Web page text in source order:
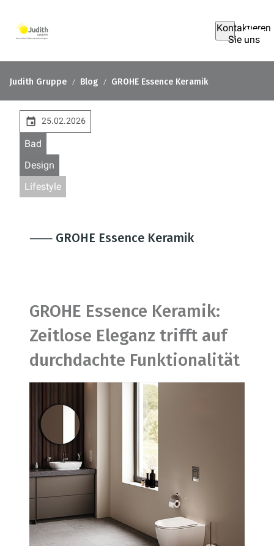
Kontaktieren
Sie uns
Judith Gruppe Blog GROHE Essence Keramik
25.02.2026
Bad
Design
Lifestyle
⸺ GROHE Essence Keramik
GROHE Essence Keramik:
Zeitlose Eleganz trifft auf
durchdachte Funktionalität